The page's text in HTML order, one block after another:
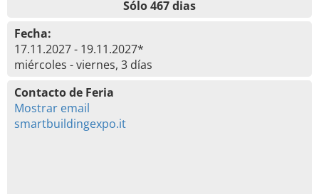
Sólo 467 dias
Fecha:
17.11.2027 - 19.11.2027*
miércoles - viernes, 3 días
Contacto de Feria
Mostrar email
smartbuildingexpo.it